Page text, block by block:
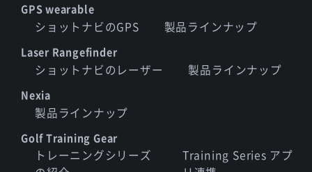
GPS wearable
ショットナビのGPS 製品ラインナップ
Laser Rangefinder
ショットナビのレーザー 製品ラインナップ
Nexia
製品ラインナップ
Golf Training Gear
トレーニングシリーズ
Training Series アプ